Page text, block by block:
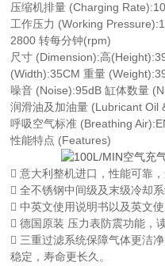
压缩机排量 (Charging
工作压力 (Working
2800 转每分钟(rpm)
尺寸 (Dimension):高
(Width):35CM 重量
噪音 (Noise):95dB 缸体数量
润滑油及加油量 (Lubricant Oil
呼吸空气标准 (Breathing
性能特点 (Features)
 意大利整机进口，性能可靠
 全不锈钢中间级及末级冷却
 中英文使用说明书以及英文
 德国原装 压力表防震功能，
 三重过滤系统保障气体更洁
稳定，寿命更长久。